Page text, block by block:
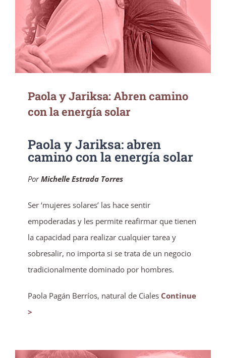
Paola y Jariksa: Abren camino
con la energía solar
Paola y Jariksa: abren
camino con la energía solar
PorMichelle Estrada Torres
Ser ‘mujeres solares’ las hace sentir
empoderadas y les permite reafirmar que tienen
la capacidad para realizar cualquier tarea y
sobresalir, no importa si se trata de un negocio
tradicionalmente dominado por hombres.
Paola Pagán Berríos, natural de Ciales Continue
>